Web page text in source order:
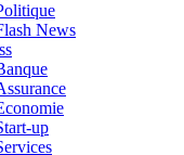
News
up